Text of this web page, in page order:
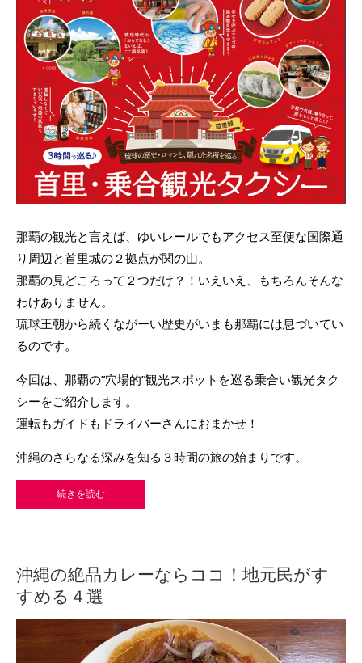
那覇の観光と言えば、ゆいレールでもアクセス至便な国際通
り周辺と首里城の２拠点が関の山。
那覇の見どころって２つだけ？！いえいえ、もちろんそんな
わけありません。
琉球王朝から続くながーい歴史がいまも那覇には息づいてい
るのです。
今回は、那覇の”穴場的”観光スポットを巡る乗合い観光タク
シーをご紹介します。
運転もガイドもドライバーさんにおまかせ！
沖縄のさらなる深みを知る３時間の旅の始まりです。
続きを読む
沖縄の絶品カレーならココ！地元民がす
すめる４選